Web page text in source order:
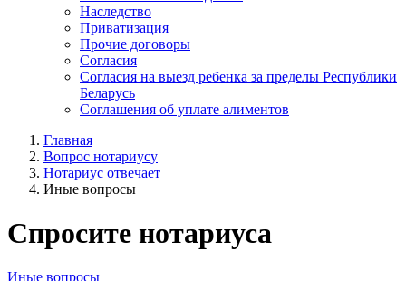
Наследство
Приватизация
Прочие договоры
Согласия
Согласия на выезд ребенка за пределы Республики
Беларусь
Соглашения об уплате алиментов
Главная
Вопрос нотариусу
Нотариус отвечает
Иные вопросы
Спросите нотариуса
Иные вопросы